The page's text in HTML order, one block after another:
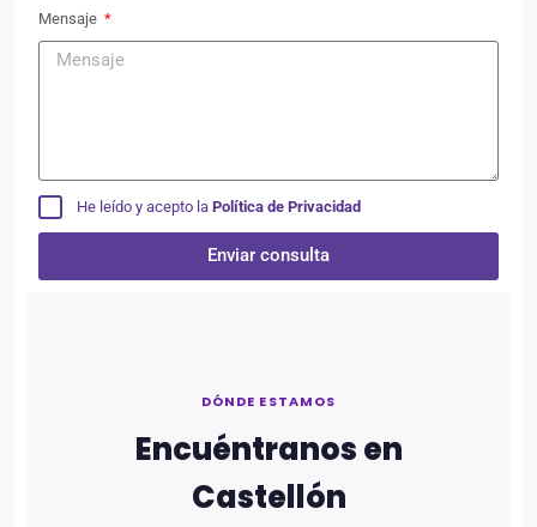
Mensaje
He leído y acepto la Política de Privacidad
Enviar consulta
DÓNDE ESTAMOS
Encuéntranos en
Castellón